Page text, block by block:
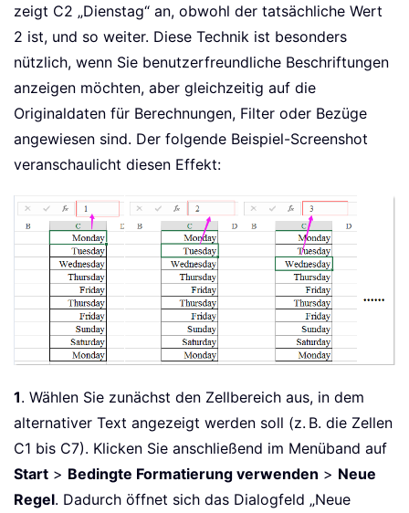
zeigt C2 „Dienstag“ an, obwohl der tatsächliche Wert
2 ist, und so weiter. Diese Technik ist besonders
nützlich, wenn Sie benutzerfreundliche Beschriftungen
anzeigen möchten, aber gleichzeitig auf die
Originaldaten für Berechnungen, Filter oder Bezüge
angewiesen sind. Der folgende Beispiel-Screenshot
veranschaulicht diesen Effekt:
1. Wählen Sie zunächst den Zellbereich aus, in dem
alternativer Text angezeigt werden soll (z. B. die Zellen
C1 bis C7). Klicken Sie anschließend im Menüband auf
Start > Bedingte Formatierung verwenden > Neue
Regel. Dadurch öffnet sich das Dialogfeld „Neue